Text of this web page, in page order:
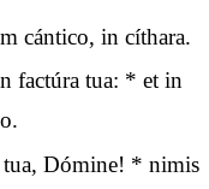
cántico, in cíthara.
factúra tua: * et in
tua, Dómine! * nimis